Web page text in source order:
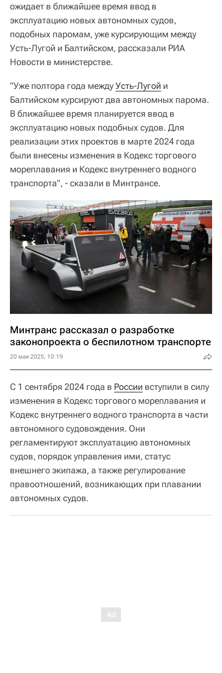
ожидает в ближайшее время ввод в
эксплуатацию новых автономных судов,
подобных паромам, уже курсирующим между
Усть-Лугой и Балтийском, рассказали РИА
Новости в министерстве.
"Уже полтора года междуУсть-Лугой и
Балтийском курсируют два автономных парома.
В ближайшее время планируется ввод в
эксплуатацию новых подобных судов. Для
реализации этих проектов в марте 2024 года
были внесены изменения в Кодекс торгового
мореплавания и Кодекс внутреннего водного
транспорта", - сказали в Минтрансе.
Минтранс рассказал о разработке
законопроекта о беспилотном транспорте
20 мая 2025, 10:19
С 1 сентября 2024 года в России вступили в силу
изменения в Кодекс торгового мореплавания и
Кодекс внутреннего водного транспорта в части
автономного судовождения. Они
регламентируют эксплуатацию автономных
судов, порядок управления ими, статус
внешнего экипажа, а также регулирование
правоотношений, возникающих при плавании
автономных судов.